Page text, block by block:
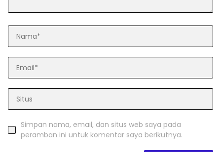
Simpan nama, email, dan situs web saya pada
peramban ini untuk komentar saya berikutnya.